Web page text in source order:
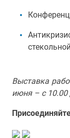
Выставка
июня – с 10.00